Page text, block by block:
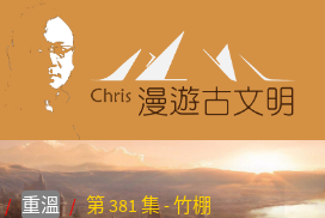
重溫 第 381 集 - 竹棚